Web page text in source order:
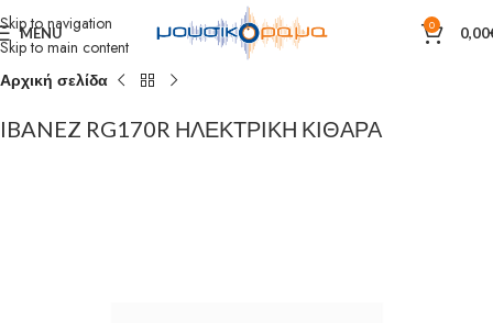
Skip to navigation
Skip to main content
MENU 0 0,00
Αρχική σελίδα
IBANEZ RG170R ΗΛΕΚΤΡΙΚΗ ΚΙΘΑΡΑ